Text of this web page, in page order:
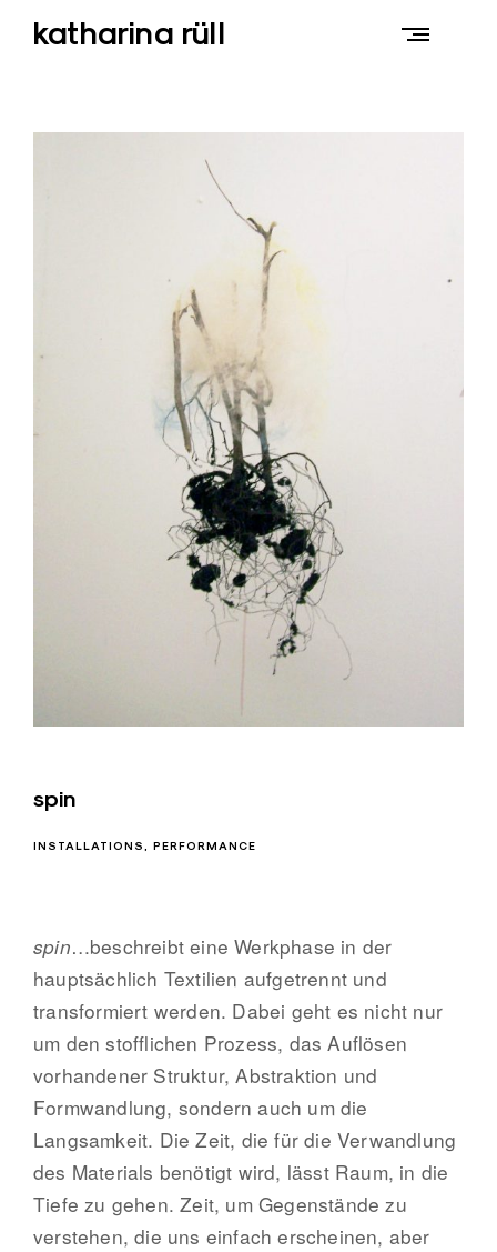
contentkatharina rüll
spin
INSTALLATIONS PERFORMANCE
spin…beschreibt eine Werkphase in der
hauptsächlich Textilien aufgetrennt und
transformiert werden. Dabei geht es nicht nur
um den stofflichen Prozess, das Auflösen
vorhandener Struktur, Abstraktion und
Formwandlung, sondern auch um die
Langsamkeit. Die Zeit, die für die Verwandlung
des Materials benötigt wird, lässt Raum, in die
Tiefe zu gehen. Zeit, um Gegenstände zu
verstehen, die uns einfach erscheinen, aber